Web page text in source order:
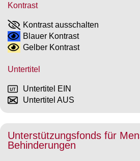
Unterstützungsfonds für
Behinderungen
Kontrast
Kontrast ausschalten
Blauer Kontrast
Gelber Kontrast
Untertitel
Untertitel EIN
Untertitel AUS